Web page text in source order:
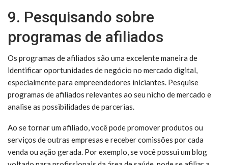
9. Pesquisando sobre
programas de afiliados
Os programas de afiliados são uma excelente maneira de
identificar oportunidades de negócio no mercado digital,
especialmente para empreendedores iniciantes. Pesquise
programas de afiliados relevantes ao seu nicho de mercado e
analise as possibilidades de parcerias.
Ao se tornar um afiliado, você pode promover produtos ou
serviços de outras empresas e receber comissões por cada
venda ou ação gerada. Por exemplo, se você possui um blog